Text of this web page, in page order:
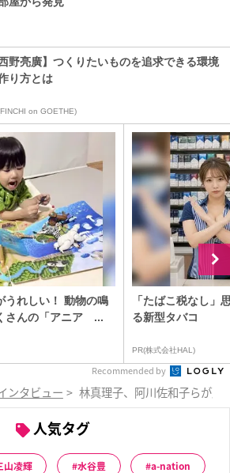
西野亮廣】つくりたいものを追求できる環境
り方とは
on GOETHE)
うれしい！ 動物の鳴
さんの「アニア ...
「たばこ税なし」
る新型タバコ
PR(株式会社HAL)
Recommended by
ンタビュー > 林真理子、阿川佐和子らが薦
人気タグ
山凌輝 水谷豊 a-nation